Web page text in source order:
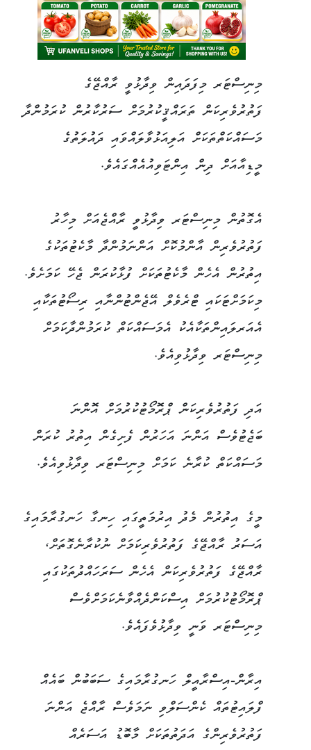
މިނިސްޓަރ މިފަދައިން ވިދާޅުވީ ރާއްޖޭގެ
ފަތުރުވެރިކަން ތަރައްޤީކުރުމަށް ސަރުކާރުން ކުރަމުންދާ
މަސައްކަތްތަކަށް އަލިއަޅުވާލައްވައި ދައުލަތުގެ
މީޑިއާއަށް ދިން އިންޓަވިއުއެއްގައެވެ.
އެގޮތުން މިނިސްޓަރ ވިދާޅުވީ ރާއްޖެއަށް މިހާރު
ފަތުރުވެރިން އާންމުކޮށް އަންނަމުންދާ މާކެޓުތަކުގެ
އިތުރުން އެހެން މާކެޓުތަކަށް ފުޅާކުރަން ޖެހޭ ކަމަށެވެ.
މިކަމަށްޓަކައި ޓްރެވެލް އޭޖެންޓުންނާއި ރިސޯޓުތަކާއި
އެއަރލައިންތަކާއެކު އެމަސައްކަތް ކުރަމުންދާކަމަށް
މިނިސްޓަރ ވިދާޅުވިއެވެ.
އަދި ފަތުރުވެރިކަން ޕްރޮމޯޓުކުރުމަށް އޮންނަ
ބަޖެޓުވެސް އަންނަ އަހަރުން ފެށިގެން އިތުރު ކުރަން
މަސައްކަތް ކުރާނެ ކަމަށް މިނިސްޓަރ ވިދާޅުވިއެވެ.
މީގެ އިތުރުން މެދު އިރުމަތީގައި ހިނގާ ހަނގުރާމައިގެ
އަސަރު ރާއްޖޭގެ ފަތުރުވެރިކަމަށް ނުކުރާނެގޮތަށް،
ރާއްޖޭގެ ފަތުރުވެރިކަން އެހެން ސަރަހައްދުތަކުގައި
ޕްރޮމޯޓުކުރުމަށް އިސްކަންދެއްވާނެކަމަށްވެސް
މިނިސްޓަރ ވަނީ ވިދާޅުވެފައެވެ.
އިރާން-އިސްރާއީލް ހަނގުރާމައިގެ ސަބަބުން ބައެއް
ފްލައިޓުތައް ކެންސަލްވި ނަމަވެސް ރާއްޖެ އަންނަ
ފަތުރުވެރިންގެ އަދަތުތަކަށް މާބޮޑު އަސަރެއް